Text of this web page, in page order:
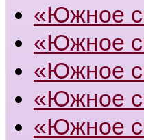
«Южное
«Южное
«Южное
«Южное
«Южное